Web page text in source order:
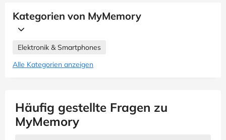
Kategorien von MyMemory
Elektronik & Smartphones
Alle Kategorien anzeigen
Häufig gestellte Fragen zu
MyMemory